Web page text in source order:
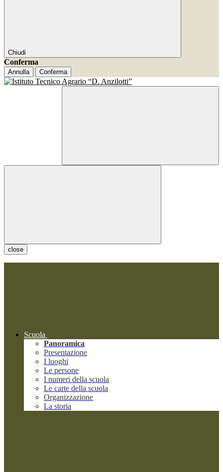
Chiudi
Conferma
Annulla Conferma
close
Scuola
Panoramica
Presentazione
I luoghi
Le persone
I numeri della scuola
Le carte della scuola
Organizzazione
La storia